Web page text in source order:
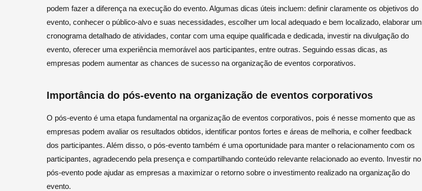
podem fazer a diferença na execução do evento. Algumas dicas úteis incluem: definir claramente os objetivos do
evento, conhecer o público-alvo e suas necessidades, escolher um local adequado e bem localizado, elaborar um
cronograma detalhado de atividades, contar com uma equipe qualificada e dedicada, investir na divulgação do
evento, oferecer uma experiência memorável aos participantes, entre outras. Seguindo essas dicas, as
empresas podem aumentar as chances de sucesso na organização de eventos corporativos.
Importância do pós-evento na organização de eventos corporativos
O pós-evento é uma etapa fundamental na organização de eventos corporativos, pois é nesse momento que as
empresas podem avaliar os resultados obtidos, identificar pontos fortes e áreas de melhoria, e colher feedback
dos participantes. Além disso, o pós-evento também é uma oportunidade para manter o relacionamento com os
participantes, agradecendo pela presença e compartilhando conteúdo relevante relacionado ao evento. Investir no
pós-evento pode ajudar as empresas a maximizar o retorno sobre o investimento realizado na organização do
evento.